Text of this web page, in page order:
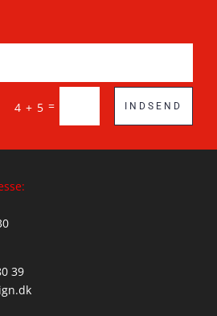
4 + 5 = INDSEND
39